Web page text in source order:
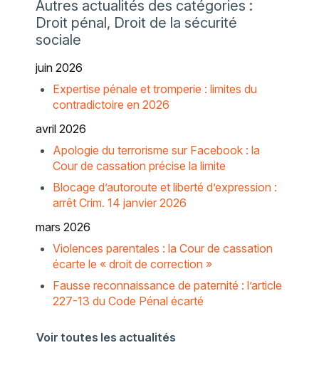
Autres actualités des catégories :
Droit pénal, Droit de la sécurité
sociale
juin 2026
Expertise pénale et tromperie : limites du
contradictoire en 2026
avril 2026
Apologie du terrorisme sur Facebook : la
Cour de cassation précise la limite
Blocage d’autoroute et liberté d’expression :
arrêt Crim. 14 janvier 2026
mars 2026
Violences parentales : la Cour de cassation
écarte le « droit de correction »
Fausse reconnaissance de paternité : l’article
227-13 du Code Pénal écarté
Voir toutes les actualités